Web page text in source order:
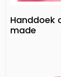
Handdoek
made